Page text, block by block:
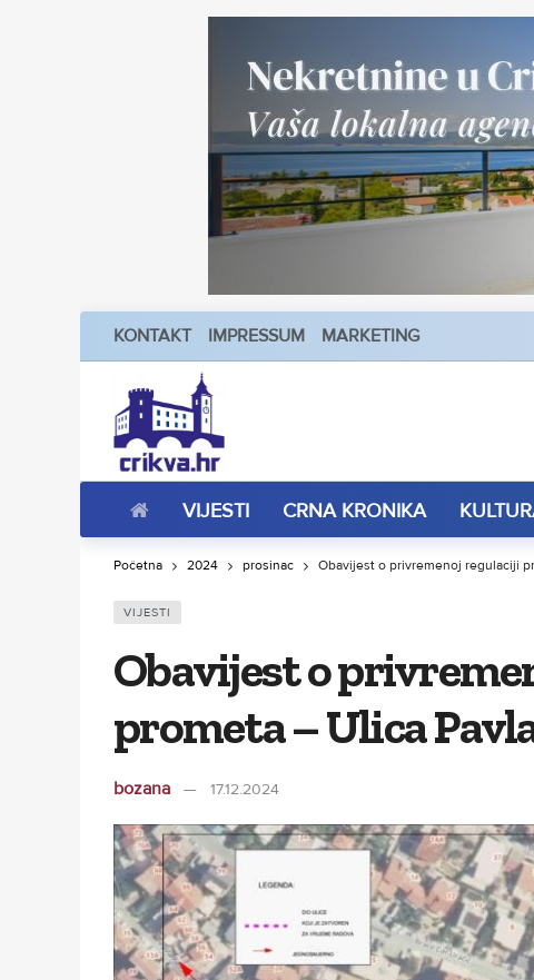
KONTAKT IMPRESSUM MARKETING
VIJESTI CRNA KRONIKA
Početna 2024 prosinac Obavijest o privremenoj regulaciji
VIJESTI
Obavijest o
prometa – Ulica
bozana 17.12.2024